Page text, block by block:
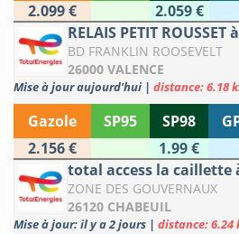
2.099 €
2.059 €
RELAIS PETIT ROUSSET
BD FRANKLIN ROOSEVELT
26000 VALENCE
Mise à jour aujourd'hui | distance: 6.18
Gazole SP95 SP98
2.156 €
1.99 €
total access la caillette
ZONE DES GOUVERNAUX
26120 CHABEUIL
Mise à jour: il y a 2 jours | distance: 6.24